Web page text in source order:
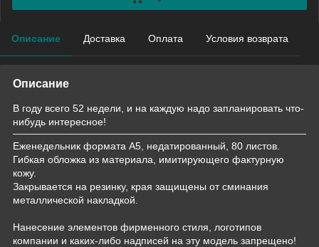
Описание Доставка Оплата Условия возврата
Описание
В году всего 52 недели, и на каждую надо запланировать что-
нибудь интересное!
Еженедельник формата А5, недатированный, 80 листов.
Гибкая обложка из материала, имитирующего фактурную
кожу.
Закрывается на резинку, края защищены от сминания
металлической накладкой.
Нанесение элементов фирменного стиля, логотипов
компании и каких-либо надписей на эту модель запрещено!